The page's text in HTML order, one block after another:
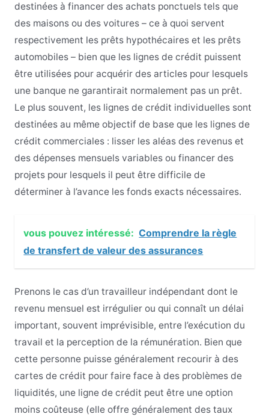
destinées à financer des achats ponctuels tels que
des maisons ou des voitures – ce à quoi servent
respectivement les prêts hypothécaires et les prêts
automobiles – bien que les lignes de crédit puissent
être utilisées pour acquérir des articles pour lesquels
une banque ne garantirait normalement pas un prêt.
Le plus souvent, les lignes de crédit individuelles sont
destinées au même objectif de base que les lignes de
crédit commerciales : lisser les aléas des revenus et
des dépenses mensuels variables ou financer des
projets pour lesquels il peut être difficile de
déterminer à l’avance les fonds exacts nécessaires.
vous pouvez intéressé: Comprendre la règle
de transfert de valeur des assurances
Prenons le cas d’un travailleur indépendant dont le
revenu mensuel est irrégulier ou qui connaît un délai
important, souvent imprévisible, entre l’exécution du
travail et la perception de la rémunération. Bien que
cette personne puisse généralement recourir à des
cartes de crédit pour faire face à des problèmes de
liquidités, une ligne de crédit peut être une option
moins coûteuse (elle offre généralement des taux